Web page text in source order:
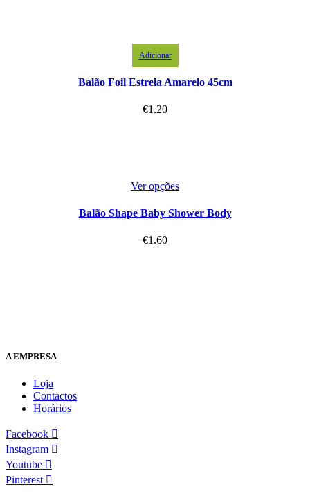
Adicionar
Balão Foil Estrela Amarelo 45cm
€1.20
Ver opções
Balão Shape Baby Shower Body
€1.60
A EMPRESA
Loja
Contactos
Horários
Facebook
Instagram
Youtube
Pinterest